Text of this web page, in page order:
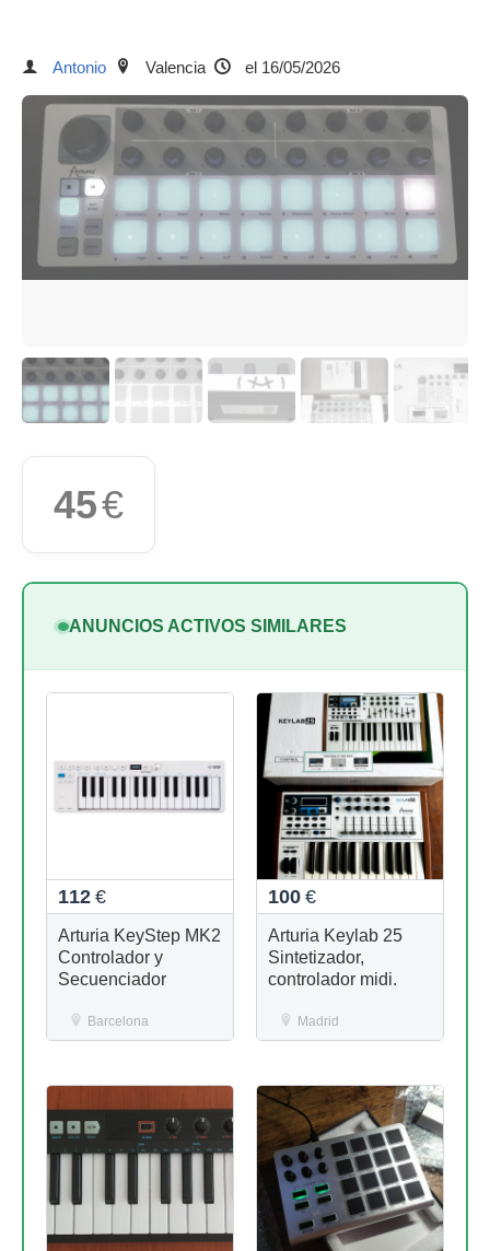
Antonio Valencia el 16/05/2026
45€
ANUNCIOS ACTIVOS SIMILARES
112 €
Arturia KeyStep MK2
Controlador y
Secuenciador
Barcelona
100 €
Arturia Keylab 25
Sintetizador,
controlador midi.
Madrid